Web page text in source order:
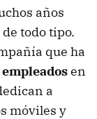
años
todo tipo.
que ha
en
a
móviles y